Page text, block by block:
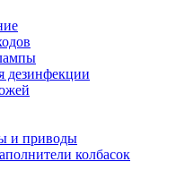
дезинфекции
и приводы
колбасок